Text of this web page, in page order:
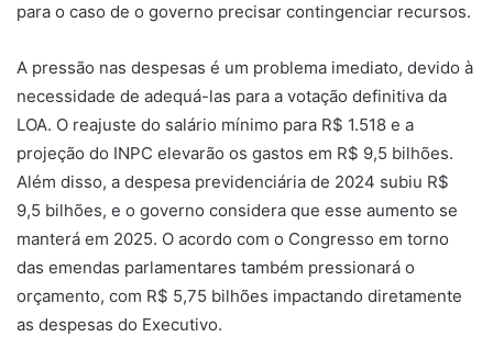
para o caso de o governo precisar contingenciar recursos.
A pressão nas despesas é um problema imediato, devido à
necessidade de adequá-las para a votação definitiva da
LOA. O reajuste do salário mínimo para R$ 1.518 e a
projeção do INPC elevarão os gastos em R$ 9,5 bilhões.
Além disso, a despesa previdenciária de 2024 subiu R$
9,5 bilhões, e o governo considera que esse aumento se
manterá em 2025. O acordo com o Congresso em torno
das emendas parlamentares também pressionará o
orçamento, com R$ 5,75 bilhões impactando diretamente
as despesas do Executivo.